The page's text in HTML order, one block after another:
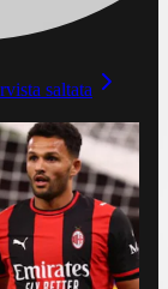
saltata